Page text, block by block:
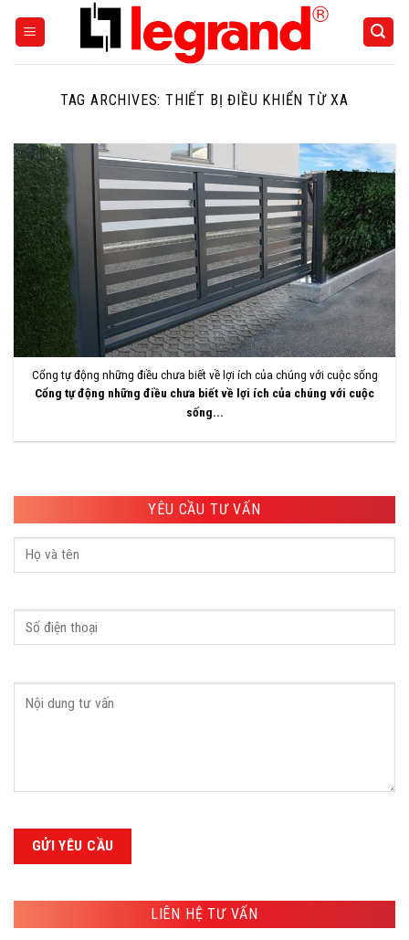
TAG ARCHIVES:THIẾT BỊ ĐIỀU KHIỂN TỪ XA
Cổng tự động những điều chưa biết về lợi ích của chúng với cuộc sống
Cổng tự động những điều chưa biết về lợi ích của chúng với cuộc
sống...
YÊU CẦU TƯ VẤN
LIÊN HỆ TƯ VẤN